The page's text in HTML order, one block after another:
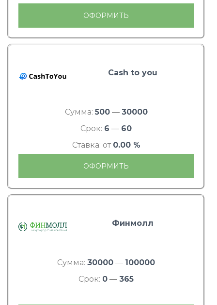
ОФОРМИТЬ
Cash to you
Сумма: 500— 30000
Срок: 6 — 60
Ставка: от 0.00 %
ОФОРМИТЬ
Финмолл
Сумма: 30000 — 100000
Срок: 0 — 365